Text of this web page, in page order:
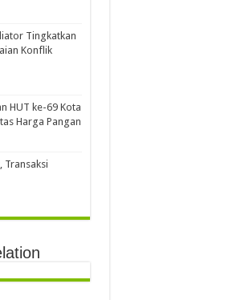
Tingkatkan
Konflik
HUT ke-69 Kota
Harga Pangan
Transaksi